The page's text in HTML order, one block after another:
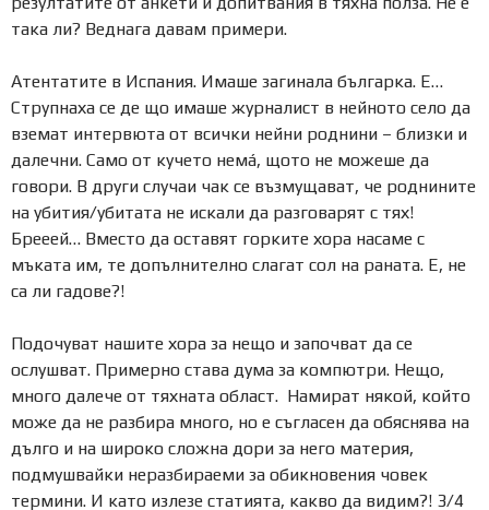
така ли? Веднага давам примери.
Атентатите в Испания. Имаше загинала българка. Е…
Струпнаха се де що имаше журналист в нейното село да
вземат интервюта от всички нейни роднини – близки и
далечни. Само от кучето немá, щото не можеше да
говори. В други случаи чак се възмущават, че роднините
на убития/убитата не искали да разговарят с тях!
Брееей… Вместо да оставят горките хора насаме с
мъката им, те допълнително слагат сол на раната. Е, не
са ли гадове?!
Подочуват нашите хора за нещо и започват да се
ослушват. Примерно става дума за компютри. Нещо,
много далече от тяхната област. Намират някой, който
може да не разбира много, но е съгласен да обяснява на
дълго и на широко сложна дори за него материя,
подмушвайки неразбираеми за обикновения човек
термини. И като излезе статията, какво да видим?! 3/4